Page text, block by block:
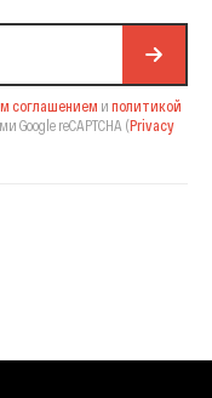
соглашением и политикой
Google reCAPTCHA (Privacy